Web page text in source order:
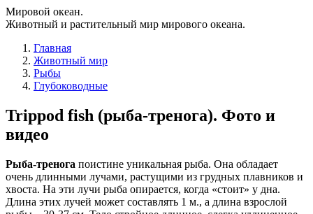
Мировой океан.
Животный и растительный мир мирового океана.
Главная
Животный мир
Рыбы
Глубоководные
Trippod fish (рыба-тренога). Фото и
видео
Рыба-тренога поистине уникальная рыба. Она обладает
очень длинными лучами, растущими из грудных плавников и
хвоста. На эти лучи рыба опирается, когда «стоит» у дна.
Длина этих лучей может составлять 1 м., а длина взрослой